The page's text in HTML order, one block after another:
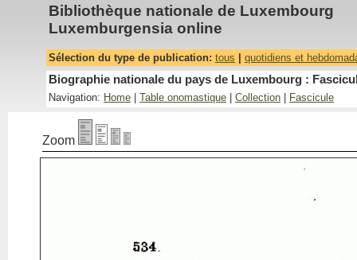
Bibliothèque nationale de Luxembourg
Luxemburgensia online
Sélection du type de publication: tous quotidiens et
Biographie nationale du pays de Luxembourg :
Navigation: Home Table onomastique Collection Fascicule
Zoom